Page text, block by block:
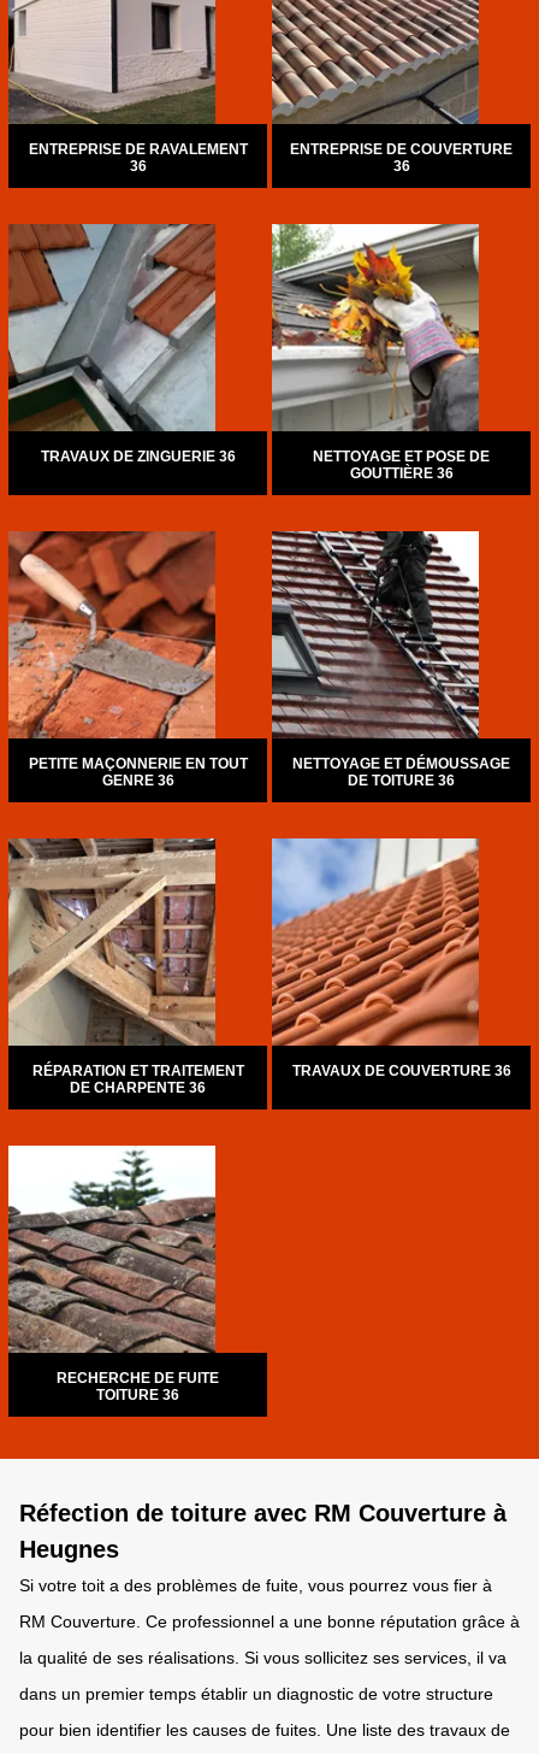
ENTREPRISE DE RAVALEMENT
36
ENTREPRISE DE COUVERTURE
36
TRAVAUX DE ZINGUERIE 36
NETTOYAGE ET POSE DE
GOUTTIÈRE 36
PETITE MAÇONNERIE EN TOUT
GENRE 36
NETTOYAGE ET DÉMOUSSAGE
DE TOITURE 36
RÉPARATION ET TRAITEMENT
DE CHARPENTE 36
TRAVAUX DE COUVERTURE 36
RECHERCHE DE FUITE
TOITURE 36
Réfection de toiture avec RM Couverture à
Heugnes
Si votre toit a des problèmes de fuite, vous pourrez vous fier à
RM Couverture. Ce professionnel a une bonne réputation grâce à
la qualité de ses réalisations. Si vous sollicitez ses services, il va
dans un premier temps établir un diagnostic de votre structure
pour bien identifier les causes de fuites. Une liste des travaux de